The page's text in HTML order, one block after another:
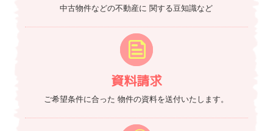
中古物件などの不動産に 関する豆知識など
資料請求
ご希望条件に合った 物件の資料を送付いたします。